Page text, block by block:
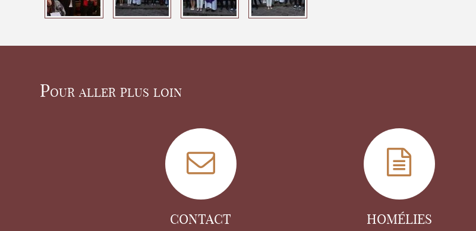
Pour aller plus loin
CONTACT HOMÉLIES